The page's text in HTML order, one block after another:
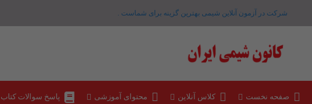
شرکت در آزمون آنلاین شیمی بهترین گزینه برای شماست .
صفحه نخست کلاس آنلاین محتوای آموزشی پاسخ سوالات